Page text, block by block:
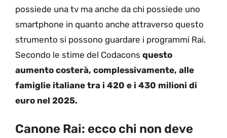
possiede una tv ma anche da chi possiede uno
smartphone in quanto anche attraverso questo
strumento si possono guardare i programmi Rai.
Secondo le stime del Codacons questo
aumento costerà, complessivamente, alle
famiglie italiane tra i 420 e i 430 milioni di
euro nel 2025.
Canone Rai: ecco chi non deve